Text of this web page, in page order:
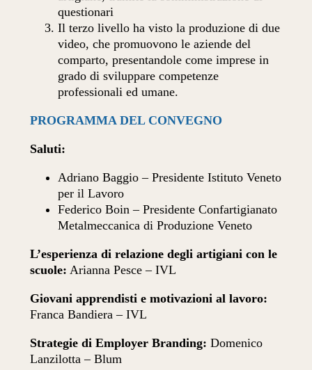
questionari
Il terzo livello ha visto la produzione di due
video, che promuovono le aziende del
comparto, presentandole come imprese in
grado di sviluppare competenze
professionali ed umane.
PROGRAMMA DEL CONVEGNO
Saluti:
Adriano Baggio – Presidente Istituto Veneto
per il Lavoro
Federico Boin – Presidente Confartigianato
Metalmeccanica di Produzione Veneto
L’esperienza di relazione degli artigiani con le
scuole: Arianna Pesce – IVL
Giovani apprendisti e motivazioni al lavoro:
Franca Bandiera – IVL
Strategie di Employer Branding: Domenico
Lanzilotta – Blum